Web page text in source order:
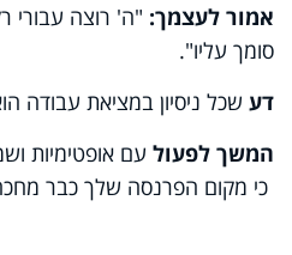
אמור לעצמך: "ה' רוצה עבורי
סומך עליו".
דע שכל ניסיון במציאת עבודה
המשך לפעול עם אופטימיות
כי מקום הפרנסה שלך כבר